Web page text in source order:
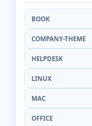
BOOK
COMPANY-THEME
HELPDESK
LINUX
MAC
OFFICE